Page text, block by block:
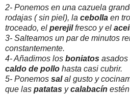
2- Ponemos en una cazuela
rodajas ( sin piel), la cebolla en
troceado, el perejilfresco y el
3- Salteamos un par de minutos
constantemente.
4- Añadimos los boniatos asados
caldo de pollo hasta casi cubrir.
5- Ponemos salal gusto y
que las patatas ycalabacín